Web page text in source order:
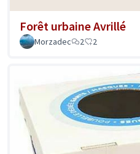
Forêt urbaine Avrillé
Morzadec
2 2